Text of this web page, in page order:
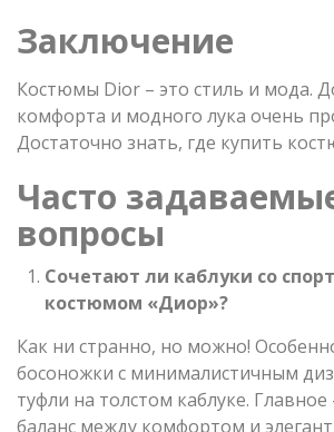
Заключение
Костюмы Dior – это стиль и мода.
комфорта и модного лука очень
Достаточно знать, где купить
Часто
вопросы
Сочетают ли каблуки со
костюмом «Диор»?
Как ни странно, но можно!
босоножки с минималистичным
туфли на толстом каблуке. Главное
баланс между комфортом и